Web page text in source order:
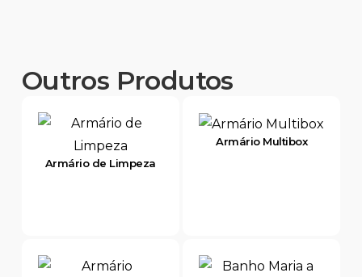
Outros Produtos
Armário de Limpeza
Armário Multibox